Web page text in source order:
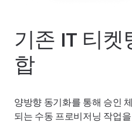
기존 IT 티켓
합
양방향 동기화를 통해 승인
되는 수동 프로비저닝 작업